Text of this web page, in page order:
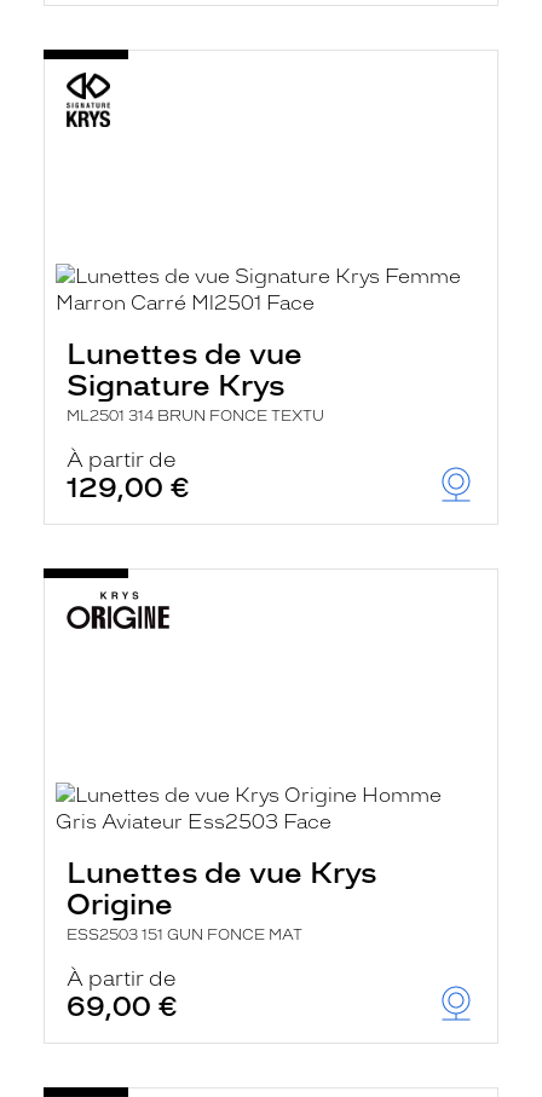
Lunettes de vue
Signature Krys
ML2501 314 BRUN FONCE TEXTU
À partir de
129,00 €
Lunettes de vue Krys
Origine
ESS2503 151 GUN FONCE MAT
À partir de
69,00 €